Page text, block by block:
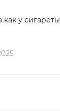
у сигареты